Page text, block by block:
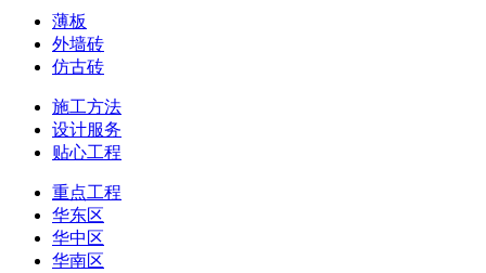
薄板
外墙砖
仿古砖
施工方法
设计服务
贴心工程
重点工程
华东区
华中区
华南区